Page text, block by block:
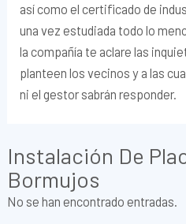
así como el certificado de
una vez estudiada todo lo
la compañía te aclare las
planteen los vecinos y a las
ni el gestor sabrán responder.
Instalación De
Bormujos
No se han encontrado entradas.